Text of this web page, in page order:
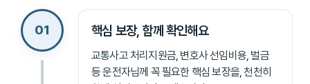
01 핵심 보장, 함께 확인해요
교통사고 처리지원금, 변호사 선임비용, 벌금
등 운전자님께 꼭 필요한 핵심 보장을, 천천히